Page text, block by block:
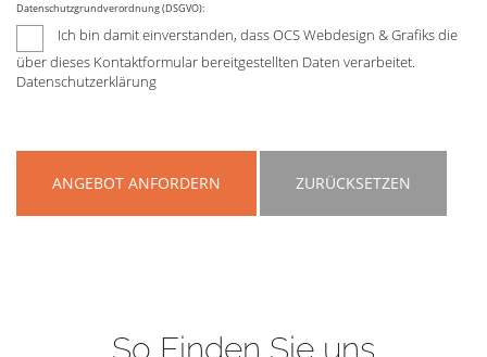
Datenschutzgrundverordnung (DSGVO):
Ich bin damit einverstanden, dass OCS Webdesign & Grafiks die
über dieses Kontaktformular bereitgestellten Daten verarbeitet.
Datenschutzerklärung
ANGEBOT ANFORDERN ZURÜCKSETZEN
So Finden Sie uns